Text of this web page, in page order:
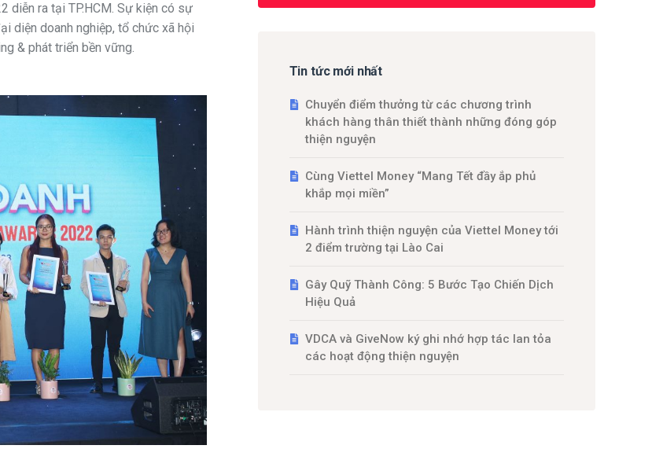
diễn ra tại TP.HCM. Sự kiện có sự
diện doanh nghiệp, tổ chức xã hội
& phát triển bền vững.
Tin tức mới nhất
Chuyển điểm thưởng từ các chương trình
khách hàng thân thiết thành những đóng góp
thiện nguyện
Cùng Viettel Money “Mang Tết đầy ắp phủ
khắp mọi miền”
Hành trình thiện nguyện của Viettel Money tới
2 điểm trường tại Lào Cai
Gây Quỹ Thành Công: 5 Bước Tạo Chiến Dịch
Hiệu Quả
VDCA và GiveNow ký ghi nhớ hợp tác lan tỏa
các hoạt động thiện nguyện